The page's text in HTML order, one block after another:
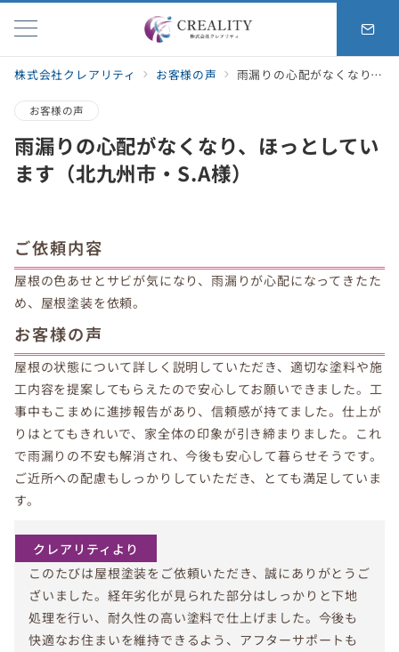
株式会社クレアリティ お客様の声 雨漏りの心配がなくなり、ほっとしています（北九州市・S.A様）
お客様の声
雨漏りの心配がなくなり、ほっとしてい
ます（北九州市・S.A様）
ご依頼内容
屋根の色あせとサビが気になり、雨漏りが心配になってきたた
め、屋根塗装を依頼。
お客様の声
屋根の状態について詳しく説明していただき、適切な塗料や施
工内容を提案してもらえたので安心してお願いできました。工
事中もこまめに進捗報告があり、信頼感が持てました。仕上が
りはとてもきれいで、家全体の印象が引き締まりました。これ
で雨漏りの不安も解消され、今後も安心して暮らせそうです。
ご近所への配慮もしっかりしていただき、とても満足していま
す。
クレアリティより
このたびは屋根塗装をご依頼いただき、誠にありがとうご
ざいました。経年劣化が見られた部分はしっかりと下地
処理を行い、耐久性の高い塗料で仕上げました。今後も
快適なお住まいを維持できるよう、アフターサポートも